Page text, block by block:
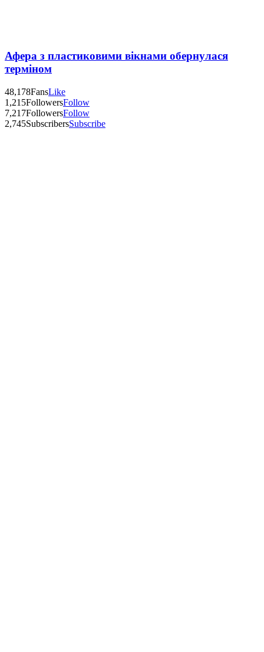
Афера з пластиковими вікнами обернулася
терміном
48,178FansLike
1,215FollowersFollow
7,217FollowersFollow
2,745SubscribersSubscribe